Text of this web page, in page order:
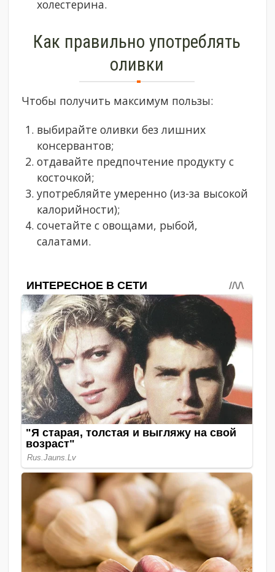
холестерина.
Как правильно употреблять
оливки
Чтобы получить максимум пользы:
выбирайте оливки без лишних
консервантов;
отдавайте предпочтение продукту с
косточкой;
употребляйте умеренно (из-за высокой
калорийности);
сочетайте с овощами, рыбой,
салатами.